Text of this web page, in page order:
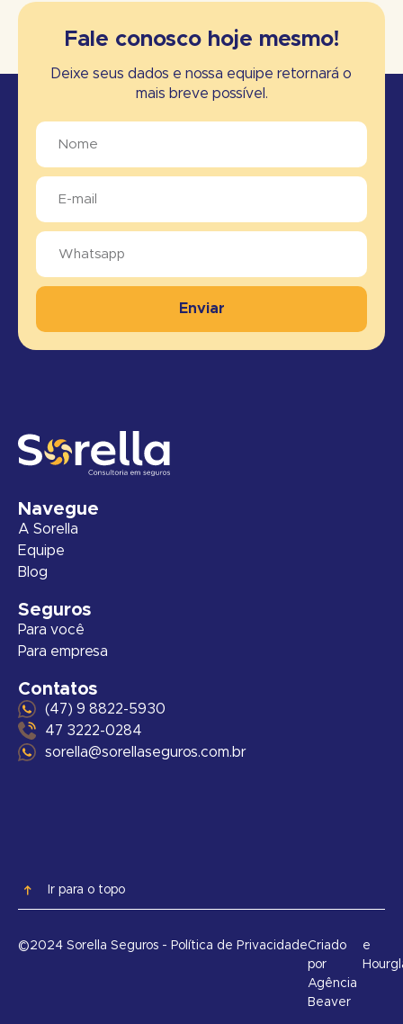
Fale conosco hoje mesmo!
Deixe seus dados e nossa equipe retornará o
mais breve possível.
Enviar
Navegue
A Sorella
Equipe
Blog
Seguros
Para você
Para empresa
Contatos
(47) 9 8822-5930
47 3222-0284
sorella@sorellaseguros.com.br
Ir para o topo
©2024 Sorella Seguros - Política de PrivacidadeCriado
por
Agência
Beaver
e